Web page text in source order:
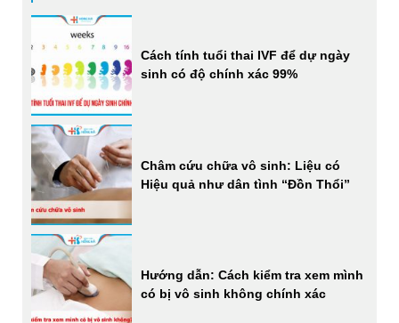
Cách tính tuổi thai IVF để dự ngày
sinh có độ chính xác 99%
Châm cứu chữa vô sinh: Liệu có
Hiệu quả như dân tình “Đồn Thổi”
Hướng dẫn: Cách kiểm tra xem mình
có bị vô sinh không chính xác